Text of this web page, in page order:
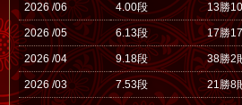
2026 /06 4.00段 13勝
2026 /05 6.13段 17勝
2026 /04 9.18段 38勝2
2026 /03 7.53段 21勝8